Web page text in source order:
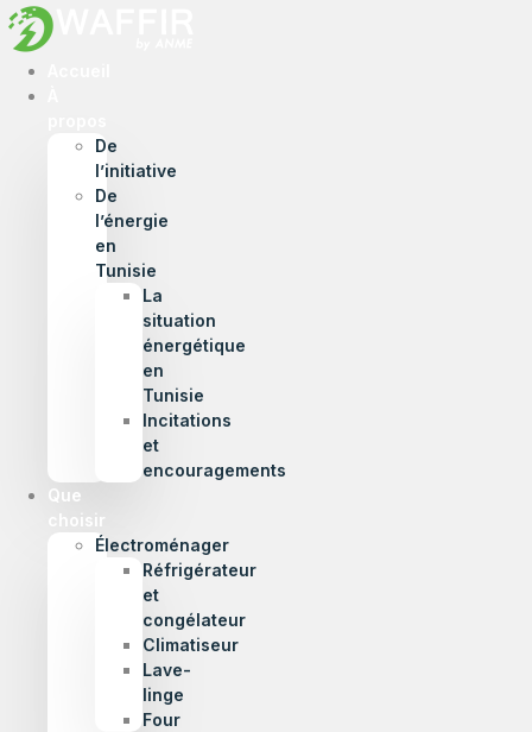
De
l’initiative
De
l’énergie
en
Tunisie
La
situation
énergétique
en
Tunisie
Incitations
et
encouragements
Que
choisir
Électroménager
Réfrigérateur
et
congélateur
Climatiseur
Lave-
linge
Four